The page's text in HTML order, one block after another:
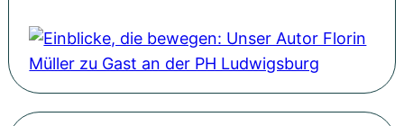
d
a
n
k
n
b
l